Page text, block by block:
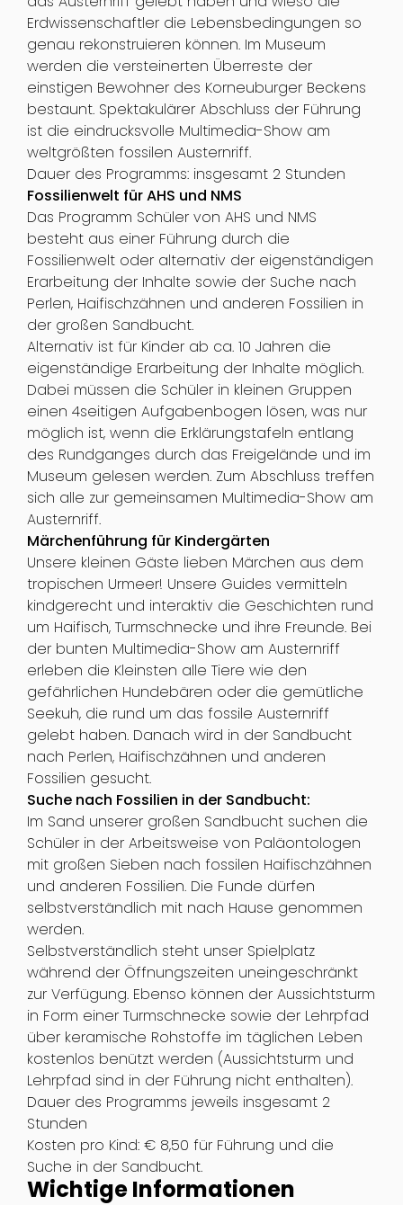
Erdwissenschaftler die Lebensbedingungen so
genau rekonstruieren können. Im Museum
werden die versteinerten Überreste der
einstigen Bewohner des Korneuburger Beckens
bestaunt. Spektakulärer Abschluss der Führung
ist die eindrucksvolle Multimedia-Show am
weltgrößten fossilen Austernriff.
Dauer des Programms: insgesamt 2 Stunden
Fossilienwelt für AHS und NMS
Das Programm Schüler von AHS und NMS
besteht aus einer Führung durch die
Fossilienwelt oder alternativ der eigenständigen
Erarbeitung der Inhalte sowie der Suche nach
Perlen, Haifischzähnen und anderen Fossilien in
der großen Sandbucht.
Alternativ ist für Kinder ab ca. 10 Jahren die
eigenständige Erarbeitung der Inhalte möglich.
Dabei müssen die Schüler in kleinen Gruppen
einen 4seitigen Aufgabenbogen lösen, was nur
möglich ist, wenn die Erklärungstafeln entlang
des Rundganges durch das Freigelände und im
Museum gelesen werden. Zum Abschluss treffen
sich alle zur gemeinsamen Multimedia-Show am
Austernriff.
Märchenführung für Kindergärten
Unsere kleinen Gäste lieben Märchen aus dem
tropischen Urmeer! Unsere Guides vermitteln
kindgerecht und interaktiv die Geschichten rund
um Haifisch, Turmschnecke und ihre Freunde. Bei
der bunten Multimedia-Show am Austernriff
erleben die Kleinsten alle Tiere wie den
gefährlichen Hundebären oder die gemütliche
Seekuh, die rund um das fossile Austernriff
gelebt haben. Danach wird in der Sandbucht
nach Perlen, Haifischzähnen und anderen
Fossilien gesucht.
Suche nach Fossilien in der Sandbucht:
Im Sand unserer großen Sandbucht suchen die
Schüler in der Arbeitsweise von Paläontologen
mit großen Sieben nach fossilen Haifischzähnen
und anderen Fossilien. Die Funde dürfen
selbstverständlich mit nach Hause genommen
werden.
Selbstverständlich steht unser Spielplatz
während der Öffnungszeiten uneingeschränkt
zur Verfügung. Ebenso können der Aussichtsturm
in Form einer Turmschnecke sowie der Lehrpfad
über keramische Rohstoffe im täglichen Leben
kostenlos benützt werden (Aussichtsturm und
Lehrpfad sind in der Führung nicht enthalten).
Dauer des Programms jeweils insgesamt 2
Stunden
Kosten pro Kind: € 8,50 für Führung und die
Suche in der Sandbucht.
Wichtige Informationen